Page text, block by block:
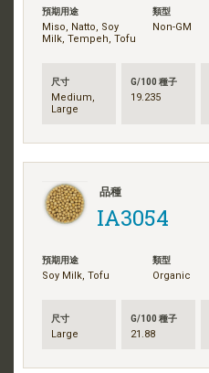
預期用途
Miso, Natto, Soy
Milk, Tempeh, Tofu
類型
Non-GM
尺寸
Medium,
Large
G/100 種子
19.235
品種
IA3054
預期用途
Soy Milk, Tofu
類型
Organic
尺寸
Large
G/100 種子
21.88